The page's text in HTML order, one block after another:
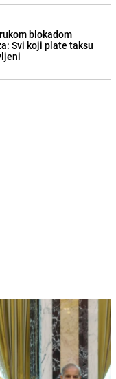
blokadom
Svi koji plate taksu